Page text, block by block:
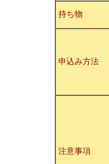
持ち物
申込み方法
注意事項